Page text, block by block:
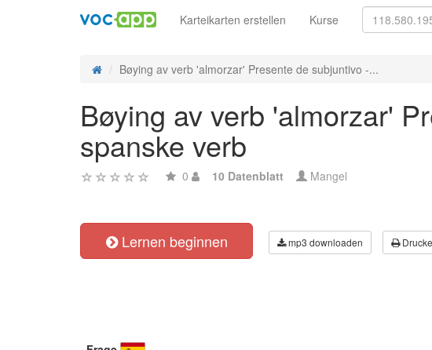
Karteikarten erstellen Kurse
Bøying av verb 'almorzar' Presente de subjuntivo -...
Bøying av verb 'almorzar'
spanske verb
0 10 Datenblatt Mangel
Lernen beginnen mp3 downloaden